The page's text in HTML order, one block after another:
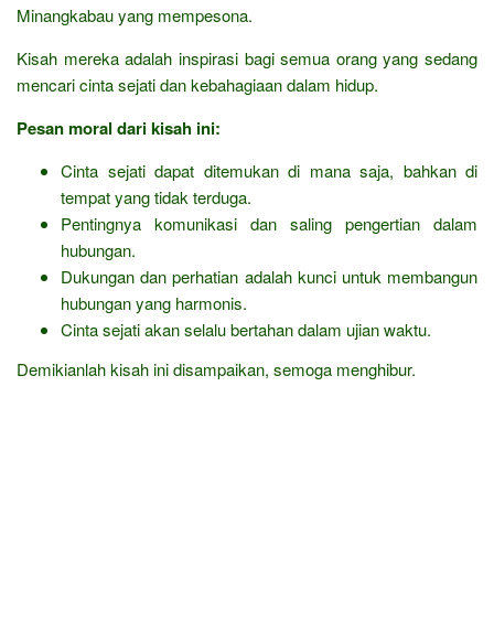
Minangkabau yang mempesona.
Kisah mereka adalah inspirasi bagi semua orang yang sedang
mencari cinta sejati dan kebahagiaan dalam hidup.
Pesan moral dari kisah ini:
Cinta sejati dapat ditemukan di mana saja, bahkan di
tempat yang tidak terduga.
Pentingnya komunikasi dan saling pengertian dalam
hubungan.
Dukungan dan perhatian adalah kunci untuk membangun
hubungan yang harmonis.
Cinta sejati akan selalu bertahan dalam ujian waktu.
Demikianlah kisah ini disampaikan, semoga menghibur.